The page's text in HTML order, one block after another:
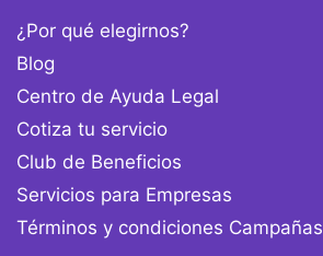
¿Por qué elegirnos?
Blog
Centro de Ayuda Legal
Cotiza tu servicio
Club de Beneficios
Servicios para Empresas
Términos y condiciones Campañas